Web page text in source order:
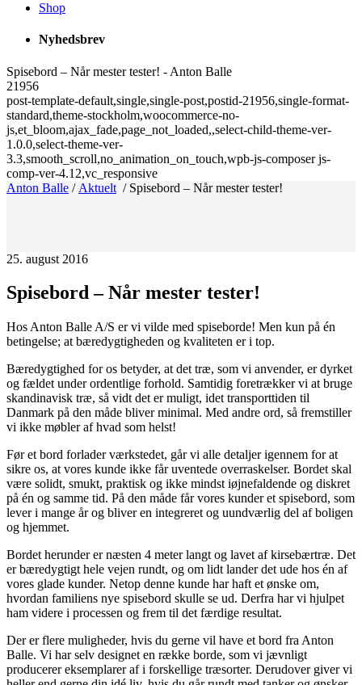
Shop
Nyhedsbrev
Spisebord – Når mester tester! - Anton Balle
21956
post-template-default,single,single-post,postid-21956,single-format-
standard,theme-stockholm,woocommerce-no-
js,et_bloom,ajax_fade,page_not_loaded,,select-child-theme-ver-
1.0.0,select-theme-ver-
3.3,smooth_scroll,no_animation_on_touch,wpb-js-composer js-
comp-ver-4.12,vc_responsive
Anton Balle / Aktuelt / Spisebord – Når mester tester!
25. august 2016
Spisebord – Når mester tester!
Hos Anton Balle A/S er vi vilde med spiseborde! Men kun på én
betingelse; at bæredygtigheden og kvaliteten er i top.
Bæredygtighed for os betyder, at det træ, som vi anvender, er dyrket
og fældet under ordentlige forhold. Samtidig foretrækker vi at bruge
skandinavisk træ, så vidt det er muligt, idet transporttiden til
Danmark på den måde bliver minimal. Med andre ord, så fremstiller
vi ikke møbler af hvad som helst!
Før et bord forlader værkstedet, går vi alle detaljer igennem for at
sikre os, at vores kunde ikke får uventede overraskelser. Bordet skal
være solidt, smukt, praktisk og ikke mindst iøjnefaldende og diskret
på én og samme tid. På den måde får vores kunder et spisebord, som
lever i mange år og bliver en integreret og uundværlig del af boligen
og hjemmet.
Bordet herunder er næsten 4 meter langt og lavet af kirsebærtræ. Det
er bæredygtigt hele vejen rundt, og om lidt lander det ude hos én af
vores glade kunder. Netop denne kunde har haft et ønske om,
hvordan familiens nye spisebord skulle se ud. Derfra har vi hjulpet
ham videre i processen og frem til det færdige resultat.
Der er flere muligheder, hvis du gerne vil have et bord fra Anton
Balle. Vi har selv designet en række borde, som vi jævnligt
producerer eksemplarer af i forskellige træsorter. Derudover giver vi